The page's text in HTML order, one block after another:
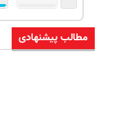
مطالب پیشنهادی